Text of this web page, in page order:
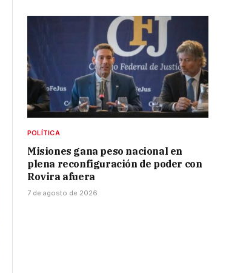
POLÍTICA
Misiones gana peso nacional en
plena reconfiguración de poder con
Rovira afuera
7 de agosto de 2026